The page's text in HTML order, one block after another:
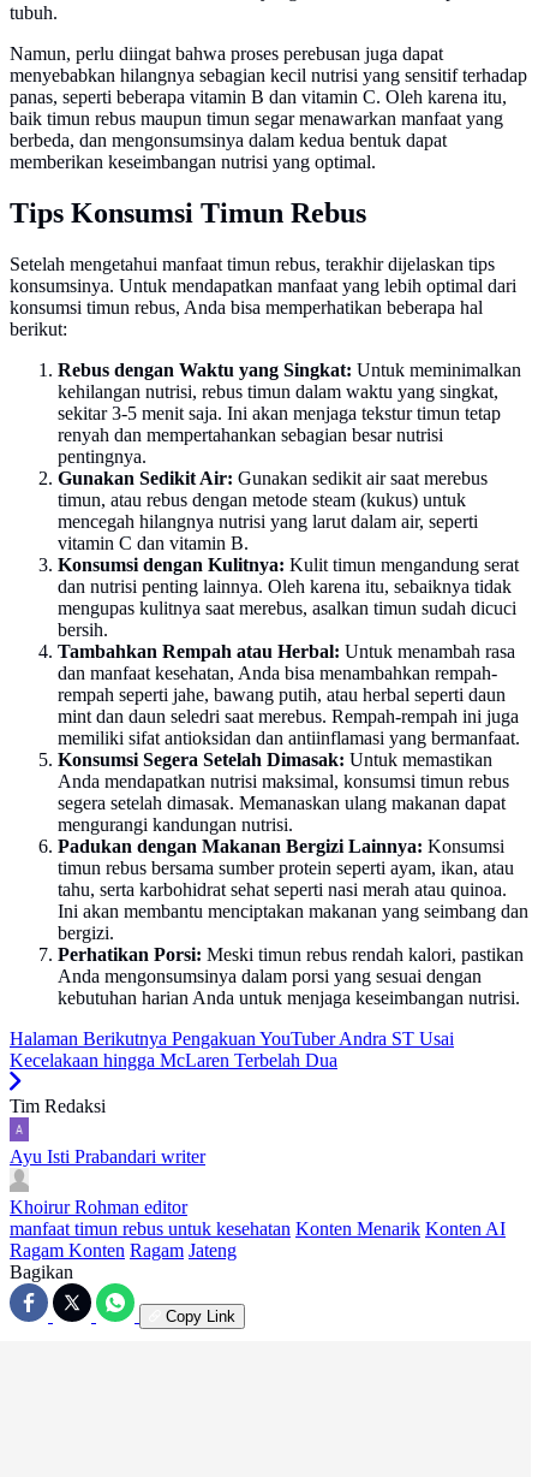
tubuh.
Namun, perlu diingat bahwa proses perebusan juga dapat
menyebabkan hilangnya sebagian kecil nutrisi yang sensitif terhadap
panas, seperti beberapa vitamin B dan vitamin C. Oleh karena itu,
baik timun rebus maupun timun segar menawarkan manfaat yang
berbeda, dan mengonsumsinya dalam kedua bentuk dapat
memberikan keseimbangan nutrisi yang optimal.
Tips Konsumsi Timun Rebus
Setelah mengetahui manfaat timun rebus, terakhir dijelaskan tips
konsumsinya. Untuk mendapatkan manfaat yang lebih optimal dari
konsumsi timun rebus, Anda bisa memperhatikan beberapa hal
berikut:
Rebus dengan Waktu yang Singkat: Untuk meminimalkan
kehilangan nutrisi, rebus timun dalam waktu yang singkat,
sekitar 3-5 menit saja. Ini akan menjaga tekstur timun tetap
renyah dan mempertahankan sebagian besar nutrisi
pentingnya.
Gunakan Sedikit Air: Gunakan sedikit air saat merebus
timun, atau rebus dengan metode steam (kukus) untuk
mencegah hilangnya nutrisi yang larut dalam air, seperti
vitamin C dan vitamin B.
Konsumsi dengan Kulitnya: Kulit timun mengandung serat
dan nutrisi penting lainnya. Oleh karena itu, sebaiknya tidak
mengupas kulitnya saat merebus, asalkan timun sudah dicuci
bersih.
Tambahkan Rempah atau Herbal: Untuk menambah rasa
dan manfaat kesehatan, Anda bisa menambahkan rempah-
rempah seperti jahe, bawang putih, atau herbal seperti daun
mint dan daun seledri saat merebus. Rempah-rempah ini juga
memiliki sifat antioksidan dan antiinflamasi yang bermanfaat.
Konsumsi Segera Setelah Dimasak: Untuk memastikan
Anda mendapatkan nutrisi maksimal, konsumsi timun rebus
segera setelah dimasak. Memanaskan ulang makanan dapat
mengurangi kandungan nutrisi.
Padukan dengan Makanan Bergizi Lainnya: Konsumsi
timun rebus bersama sumber protein seperti ayam, ikan, atau
tahu, serta karbohidrat sehat seperti nasi merah atau quinoa.
Ini akan membantu menciptakan makanan yang seimbang dan
bergizi.
Perhatikan Porsi: Meski timun rebus rendah kalori, pastikan
Anda mengonsumsinya dalam porsi yang sesuai dengan
kebutuhan harian Anda untuk menjaga keseimbangan nutrisi.
Halaman Berikutnya Pengakuan YouTuber Andra ST Usai
Kecelakaan hingga McLaren Terbelah Dua
Tim Redaksi
Ayu Isti Prabandari writer
Khoirur Rohman editor
manfaat timun rebus untuk kesehatan Konten Menarik Konten AI
Ragam Konten Ragam Jateng
Bagikan
Copy Link